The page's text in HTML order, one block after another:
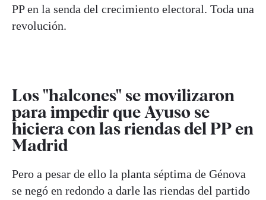
PP en la senda del crecimiento electoral. Toda una
revolución.
Los "halcones" se movilizaron
para impedir que Ayuso se
hiciera con las riendas del PP en
Madrid
Pero a pesar de ello la planta séptima de Génova
se negó en redondo a darle las riendas del partido